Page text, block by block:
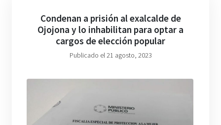
Condenan a prisión al exalcalde de
Ojojona y lo inhabilitan para optar a
cargos de elección popular
Publicado el 21 agosto, 2023